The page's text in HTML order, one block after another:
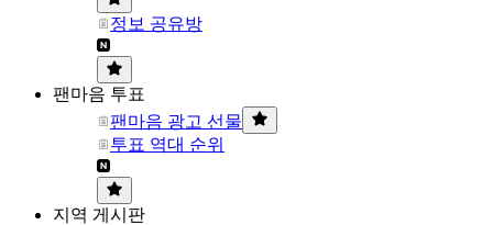
정보 공유방
팬마음 투표
팬마음 광고 선물
투표 역대 순위
지역 게시판